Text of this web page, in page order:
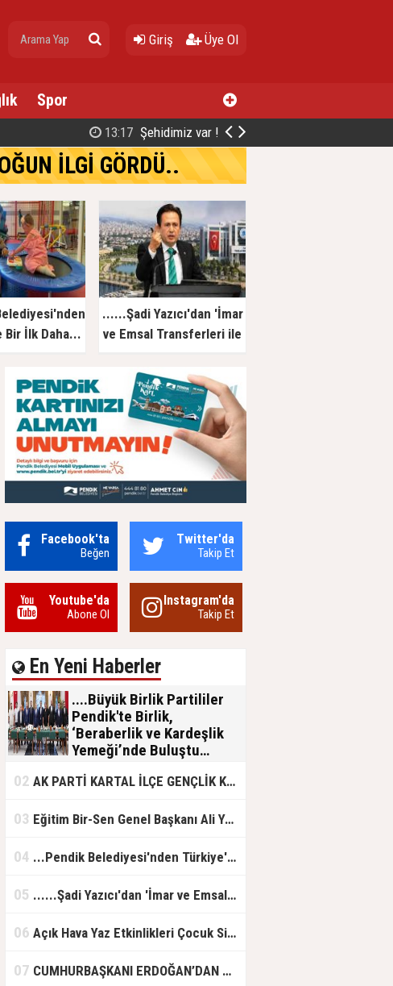
Giriş Üye Ol
Spor
GAZETECİ METİN YAZICI EŞİNİ KAYBETTİ
İLGİ GÖRDÜ..
Bir İlk Daha...
Verildi...
......Şadi Yazıcı'dan 'İmar
ve Emsal Transferleri ile
iddialarına jet yanıt:
......“Tuzla halkı gerçeği
biliyor.....”
Facebook'ta
Beğen
Twitter'da
Takip Et
Youtube'da
Abone Ol
Instagram'da
Takip Et
En Yeni Haberler
....Büyük Birlik Partililer
Pendik'te Birlik,
‘Beraberlik ve Kardeşlik
Yemeği’nde Buluştu…
Başkanlığı’nın düzenlediği birlik,
Tesisleri’nde gerçekleştirildi. BBP
programa teşkilat mensubu partililer
02 AK PARTİ KARTAL İLÇE GENÇLİK KOLLARININ ‘POİZİ KONSERİ’ YOĞUN İLGİ GÖRDÜ…
03 Eğitim Bir-Sen Genel Başkanı Ali Yalçın’ın Merhum Babası Selahattin Yalçın İçin Taziye Merasimi Düzenlendi…
04 ...Pendik Belediyesi'nden Türkiye'de Bir İlk Daha... ...'Özel Çocuk ve Aile Akademisi’nde 60 Çocuğa Hizmet Verildi...
05 ......Şadi Yazıcı'dan 'İmar ve Emsal Transferleri ile 40 milyarlık Yolsuzluk' iddialarına jet yanıt: ......“Tuzla halkı gerçeği biliyor.....”
06 Açık Hava Yaz Etkinlikleri Çocuk Sinemasıyla Başladı...
07 CUMHURBAŞKANI ERDOĞAN’DAN AK PARTİ KARTAL İLÇE TEŞKİLATINA TEŞEKKÜR PLAKETİ…